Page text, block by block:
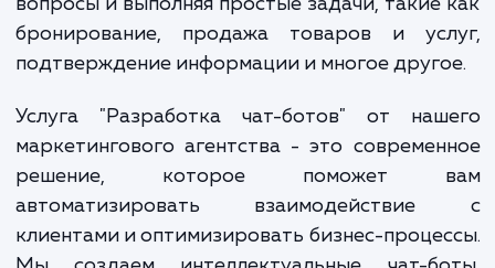
разговоры с людьми в интернете. Они
автоматизировать большинство
запросы от клиентов, реагируя на
вопросы и выполняя простые задачи, такие
бронирование, продажа товаров и
подтверждение информации и многое